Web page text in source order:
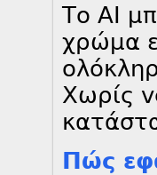
Το AI
χρώμα
Χωρίς
Πώς